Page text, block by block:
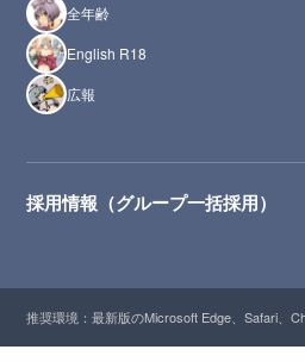
全年齢
English R18
広報
採用情報（グループ一括採用）
推奨環境：最新版のMicrosoft Edge、Safari、